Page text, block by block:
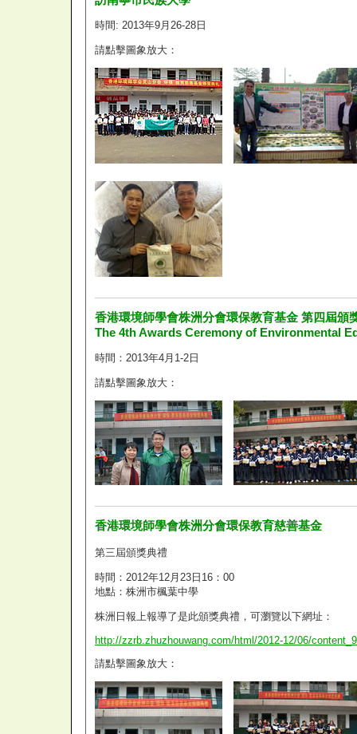
時間: 2013年9月26-28日
請點擊圖象放大：
香港環境師學會株洲分會環保教育基金 第四屆頒
The 4th Awards Ceremony of Environmental
時間：2013年4月1-2日
請點擊圖象放大：
香港環境師學會株洲分會環保教育慈善基金
第三屆頒獎典禮
時間：2012年12月23日16：00
地點：株洲市楓葉中學
株洲日報上報導了是此頒獎典禮，可瀏覽以下網址：
http://zzrb.zhuzhouwang.com/html/2012-12/06/
請點擊圖象放大：